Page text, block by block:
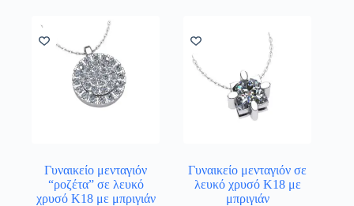
Γυναικείο μενταγιόν
“ροζέτα” σε λευκό
χρυσό Κ18 με μπριγιάν
Γυναικείο μενταγιόν σε
λευκό χρυσό Κ18 με
μπριγιάν